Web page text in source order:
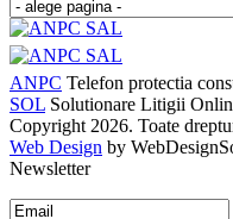
ANPC Telefon protectia
SOL Solutionare Litigii
Copyright 2026. Toate
Web Design by
Newsletter